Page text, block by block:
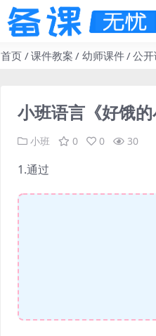
首页 课件教案 幼师课件 公
小班语言《好饿
小班 0 0 30
1.通过